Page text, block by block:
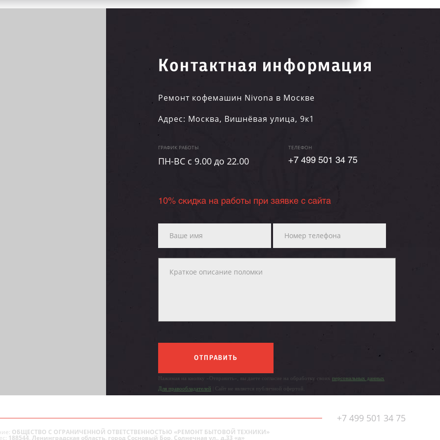
Контактная информация
Ремонт кофемашин Nivona в Москве
Адрес: Москва, Вишнёвая улица, 9к1
ГРАФИК РАБОТЫ
ПН-ВC c 9.00 до 22.00
ТЕЛЕФОН
+7 499 501 34 75
10% скидка на работы при заявке с сайта
ОТПРАВИТЬ
Нажимая на кнопку «Отправить», вы даете согласие на обработку своих персональных данных
Для правообладателей | Сайт не является публичной офертой.
+7 499 501 34 75
ОБЩЕСТВО С ОГРАНИЧЕННОЙ ОТВЕТСТВЕННОСТЬЮ «РЕМОНТ БЫТОВОЙ ТЕХНИКИ»
188544, Ленинградская область, город Сосновый Бор, Солнечная ул., д.33 «а»